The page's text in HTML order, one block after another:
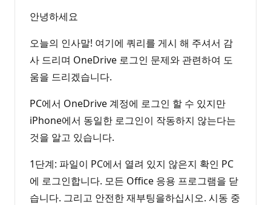
안녕하세요
오늘의 인사말! 여기에 쿼리를 게시 해 주셔서 감
사 드리며 OneDrive 로그인 문제와 관련하여 도
움을 드리겠습니다.
PC에서 OneDrive 계정에 로그인 할 수 있지만
iPhone에서 동일한 로그인이 작동하지 않는다는
것을 알고 있습니다.
1단계: 파일이 PC에서 열려 있지 않은지 확인 PC
에 로그인합니다. 모든 Office 응용 프로그램을 닫
습니다. 그리고 안전한 재부팅을하십시오. 시동 중